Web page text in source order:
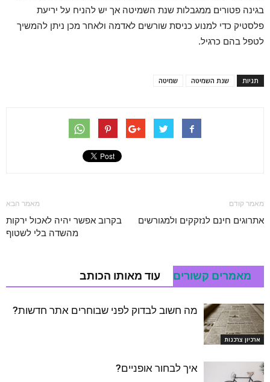
בגינה פטורים ממגבלות שנת השמיטה אך יש להניח על יריעת
פלסטיק כדי למנוע כניסת שורשים לאדמה ולאחר מכן ניתן להמשיך
לטפל בהם כרגיל.
תגיות שנת השמיטה שמיטה
מאמר קודם
אתרוגים חינם לנזקקים ולמגורשים
מאמר הבא
בקרוב אפשר יהיה לאכול ירקות
מהשדה בלי לשטוף
מאמרים קשורים עוד מאותו הכותב
ארכיון צרכנות
מה חשוב לבדוק לפני שבוחרים אתר חדשות?
איך לבחור אופניים?